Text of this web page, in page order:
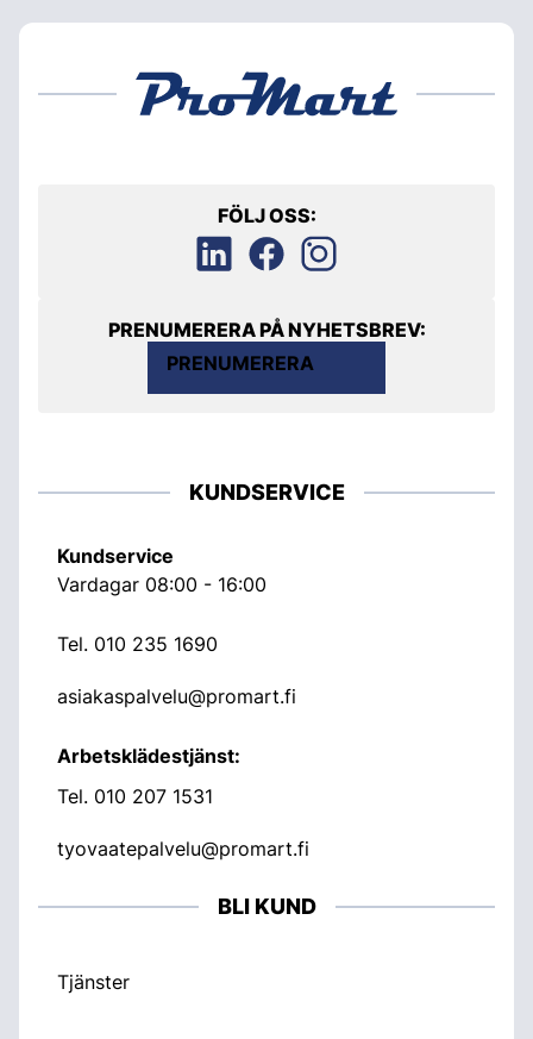
FÖLJ OSS:
PRENUMERERA PÅ NYHETSBREV:
PRENUMERERA
KUNDSERVICE
Kundservice
Vardagar 08:00 - 16:00
Tel. 010 235 1690
asiakaspalvelu@promart.fi
Arbetsklädestjänst:
Tel. 010 207 1531
tyovaatepalvelu@promart.fi
BLI KUND
Tjänster